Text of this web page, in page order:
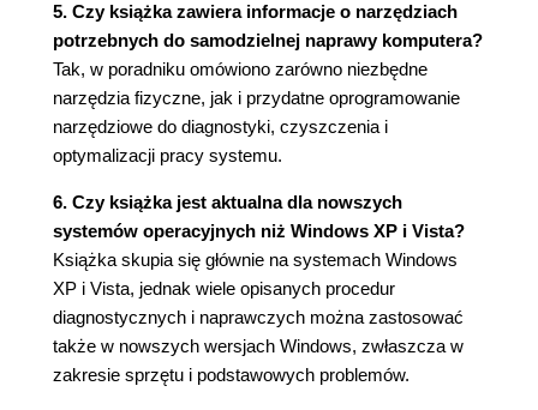
Dioda na stacji dyskietek ciągle się świeci
(141)
Brak możliwości zapisu dyskietki (142)
Komputer nie uruchamia się ze startowej
płyty CD/DVD (143)
Dysk twardy nie jest widoczny przy próbie
partycjonowania w systemie Windows
2000/XP (144)
W trakcie partycjonowania i formatowania nie
jest widoczna cała pojemność dysku (147)
Bardzo długi czas formatowania dysku
twardego (148)
Podczas instalacji MS Windows XP nie da się
5. Czy książka zawiera informacje o narzędziach
potrzebnych do samodzielnej naprawy komputera?
Tak, w poradniku omówiono zarówno niezbędne
narzędzia fizyczne, jak i przydatne oprogramowanie
narzędziowe do diagnostyki, czyszczenia i
optymalizacji pracy systemu.
6. Czy książka jest aktualna dla nowszych
systemów operacyjnych niż Windows XP i Vista?
Książka skupia się głównie na systemach Windows
XP i Vista, jednak wiele opisanych procedur
diagnostycznych i naprawczych można zastosować
także w nowszych wersjach Windows, zwłaszcza w
zakresie sprzętu i podstawowych problemów.